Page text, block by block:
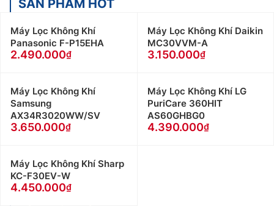
SẢN PHẨM HOT
Máy Lọc Không Khí
Panasonic F-P15EHA
2.490.000
Máy Lọc Không Khí Daikin
MC30VVM-A
3.150.000
Máy Lọc Không Khí
Samsung
AX34R3020WW/SV
3.650.000
Máy Lọc Không Khí LG
PuriCare 360HIT
AS60GHBG0
4.390.000
Máy Lọc Không Khí Sharp
KC-F30EV-W
4.450.000